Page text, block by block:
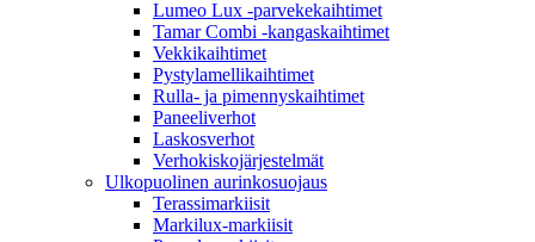
Lumeo Lux -parvekekaihtimet
Tamar Combi -kangaskaihtimet
Vekkikaihtimet
Pystylamellikaihtimet
Rulla- ja pimennyskaihtimet
Paneeliverhot
Laskosverhot
Verhokiskojärjestelmät
Ulkopuolinen aurinkosuojaus
Terassimarkiisit
Markilux-markiisit